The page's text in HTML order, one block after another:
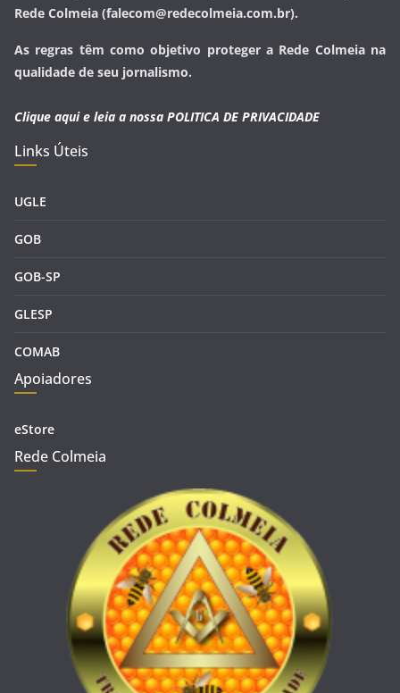
Rede Colmeia (falecom@redecolmeia.com.br).
As regras têm como objetivo proteger a Rede Colmeia na
qualidade de seu jornalismo.
Clique aqui e leia a nossa POLITICA DE PRIVACIDADE
Links Úteis
UGLE
GOB
GOB-SP
GLESP
COMAB
Apoiadores
eStore
Rede Colmeia